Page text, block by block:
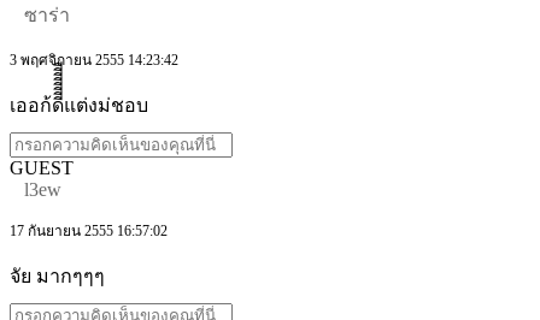
ซาร่า
3 พฤศจิกายน 2555 14:23:42
เออก้ดีีีีีีีีแต่งม่ชอบ
GUEST
l3ew
17 กันยายน 2555 16:57:02
จัย มากๆๆๆ